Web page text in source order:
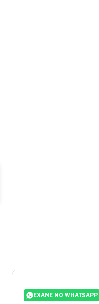
EXAME NO WHATSAPP